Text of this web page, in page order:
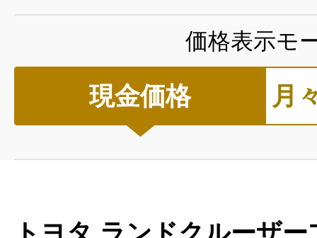
価格表示モ
現金価格 月